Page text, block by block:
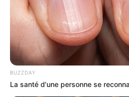
BUZZDAY
La santé d'une personne se